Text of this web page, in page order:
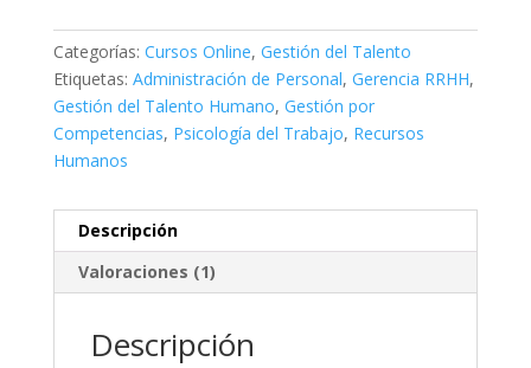
RRHH
cantidad
Categorías: Cursos Online, Gestión del Talento
Etiquetas: Administración de Personal, Gerencia RRHH,
Gestión del Talento Humano, Gestión por
Competencias, Psicología del Trabajo, Recursos
Humanos
Descripción
Valoraciones (1)
Descripción